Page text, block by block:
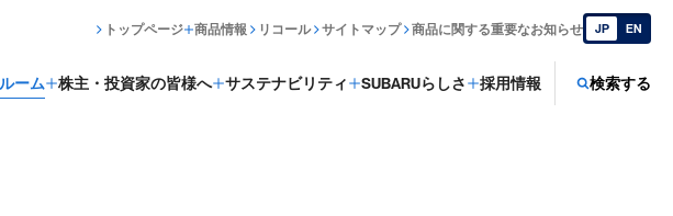
ーム 株主・投資家の皆様へ サステナビリティ SUBARUらしさ 採用情報 検索する
トップページ 商品情報 リコール サイトマップ 商品に関する重要なお知らせ JP EN